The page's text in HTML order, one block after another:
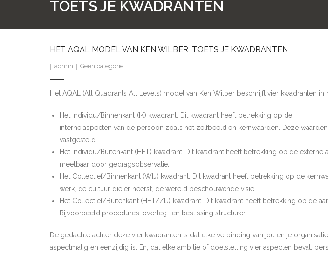
TOETS JE KWADRANTEN
HET AQAL MODEL VAN KEN WILBER, TOETS JE KWADRANTEN
admin Geen categorie
Het AQAL (All Quadrants All Levels) model van Ken Wilber beschrijft vier kwadranten
Het Individu/Binnenkant (IK) kwadrant. Dit kwadrant heeft betrekking op de
interne aspecten van de persoon zoals het zelfbeeld en kernwaarden. Deze
vastgesteld.
Het Individu/Buitenkant (HET) kwadrant. Dit kwadrant heeft betrekking op de
meetbaar door gedragsobservatie.
Het Collectief/Binnenkant (WIJ) kwadrant. Dit kwadrant heeft betrekking op de
werk, de cultuur die er heerst, de wereld beschouwende visie.
Het Collectief/Buitenkant (HET/ZIJ) kwadrant. Dit kwadrant heeft betrekking op de
Bijvoorbeeld procedures, overleg- en beslissing structuren.
De gedachte achter deze vier kwadranten is dat elke verbinding van jou en je
aspectmatig en eenzijdig is. En, dat elke ambitie of doelstelling vier aspecten bevat: